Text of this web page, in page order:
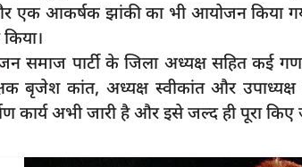
एक आकर्षक झांकी का भी आयोजन किया
किया।
समाज पार्टी के जिला अध्यक्ष सहित कई
बृजेश कांत, अध्यक्ष स्वीकांत और उपाध्यक्ष
कार्य अभी जारी है और इसे जल्द ही पूरा किए